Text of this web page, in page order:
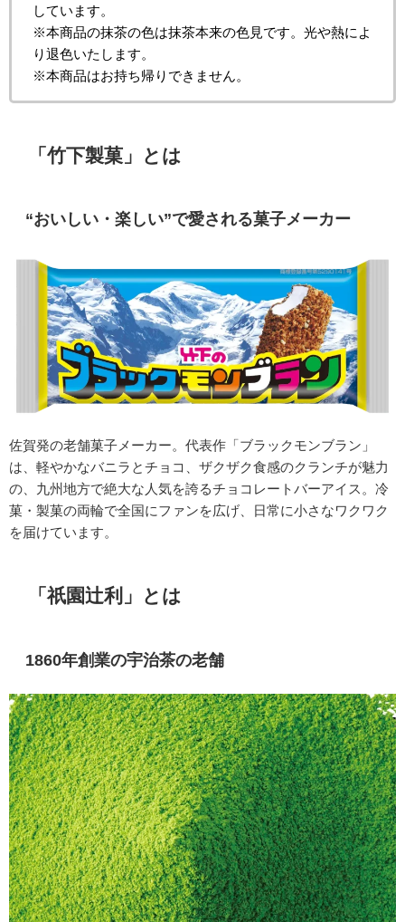
しています。
※本商品の抹茶の色は抹茶本来の色見です。光や熱によ
り退色いたします。
※本商品はお持ち帰りできません。
「竹下製菓」とは
“おいしい・楽しい”で愛される菓子メーカー
佐賀発の老舗菓子メーカー。代表作「ブラックモンブラン」
は、軽やかなバニラとチョコ、ザクザク食感のクランチが魅力
の、 九州地方で絶大な人気を誇るチョコレートバーアイス 。冷
菓・製菓の両輪で全国にファンを広げ、日常に小さなワクワク
を届けています。
「祇園辻利」とは
1860年創業の宇治茶の老舗